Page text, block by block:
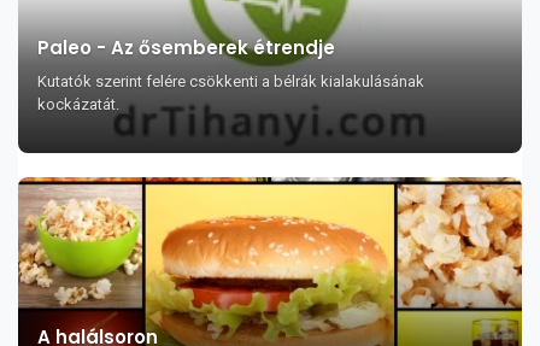
Paleo - Az ősemberek étrendje
Kutatók szerint felére csökkenti a bélrák kialakulásának
kockázatát.
A halálsoron